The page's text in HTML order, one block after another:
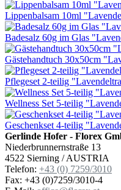
Lippenbalsam 10ml
Badesalz 60g im Glas
Gästehandtuch 30x50cm
Pflegeset 2-teilig
Wellness Set 5-teilig
Geschenkset 4-teilig
Gerlinde Hofer - Florex
Niederbrunnernstraße 13
4522 Sierning / AUSTRIA
Telefon: +43 (0) 7259/3010
Fax: +43 (0)7259/3010-4